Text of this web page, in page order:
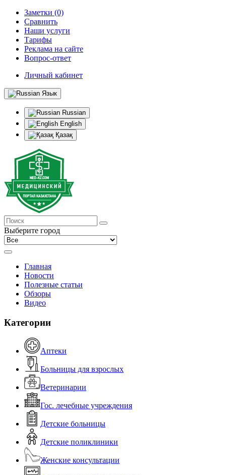
Заметки (0)
Сравнить
Наши услуги
Тарифы
Реклама на сайте
Вопрос-ответ
Личный кабинет
Язык
Russian
English
Қазақ
Выберите город
Главная
Новости
Полезные статьи
Обзоры
Видео
Категории
Аптеки
Больницы для взрослых
Ветеринарии
Гос. лечебные учреждения
Детские больницы
Детские поликлиники
Женские консультации